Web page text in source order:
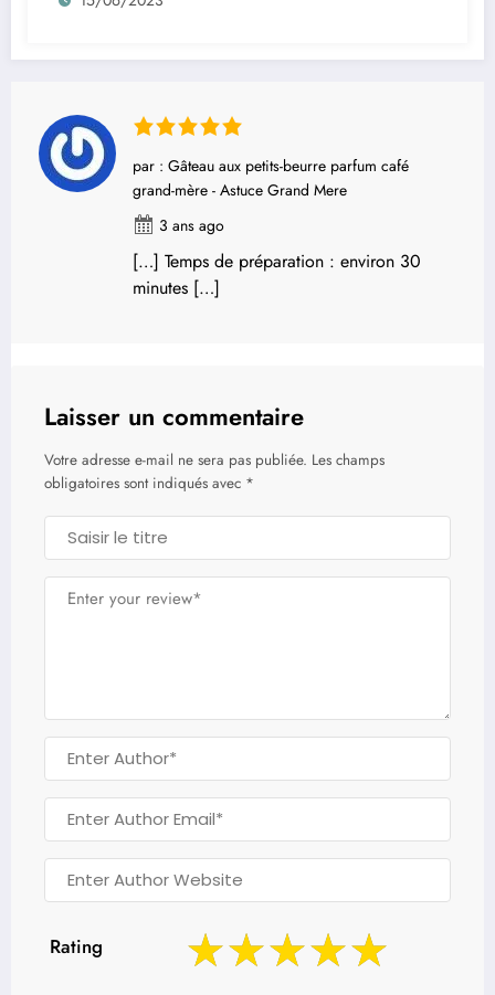
par : Gâteau aux petits-beurre parfum café
grand-mère - Astuce Grand Mere
3 ans ago
[…] Temps de préparation : environ 30
minutes […]
Laisser un commentaire
Votre adresse e-mail ne sera pas publiée. Les champs
obligatoires sont indiqués avec *
Rating